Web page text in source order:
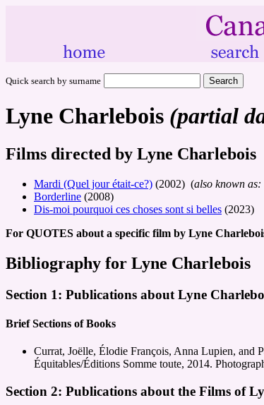
Quick search by surname
Lyne Charlebois (partial
Films directed by Lyne Charlebois
Mardi (Quel jour était-ce?) (2002) (also known
Borderline (2008)
Dis-moi pourquoi ces choses sont si belles (2023)
For QUOTES about a specific film by Lyne
Bibliography for Lyne Charlebois
Section 1: Publications about Lyne
Brief Sections of Books
Currat, Joëlle, Élodie François, Anna Lupien, and
Équitables/Éditions Somme toute, 2014.
Section 2: Publications about the Films of